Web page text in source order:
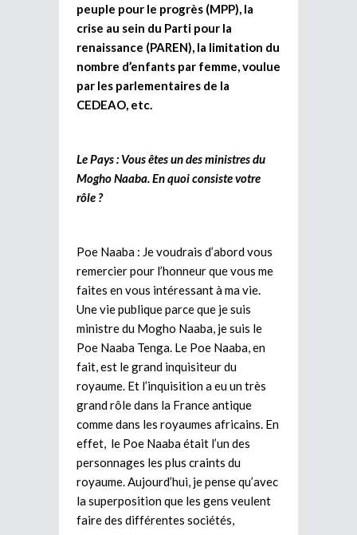
peuple pour le progrès (MPP), la
crise au sein du Parti pour la
renaissance (PAREN), la limitation du
nombre d’enfants par femme, voulue
par les parlementaires de la
CEDEAO, etc.
Le Pays : Vous êtes un des ministres du
Mogho Naaba. En quoi consiste votre
rôle ?
Poe Naaba : Je voudrais d’abord vous
remercier pour l’honneur que vous me
faites en vous intéressant à ma vie.
Une vie publique parce que je suis
ministre du Mogho Naaba, je suis le
Poe Naaba Tenga. Le Poe Naaba, en
fait, est le grand inquisiteur du
royaume. Et l’inquisition a eu un très
grand rôle dans la France antique
comme dans les royaumes africains. En
effet, le Poe Naaba était l’un des
personnages les plus craints du
royaume. Aujourd’hui, je pense qu’avec
la superposition que les gens veulent
faire des différentes sociétés,